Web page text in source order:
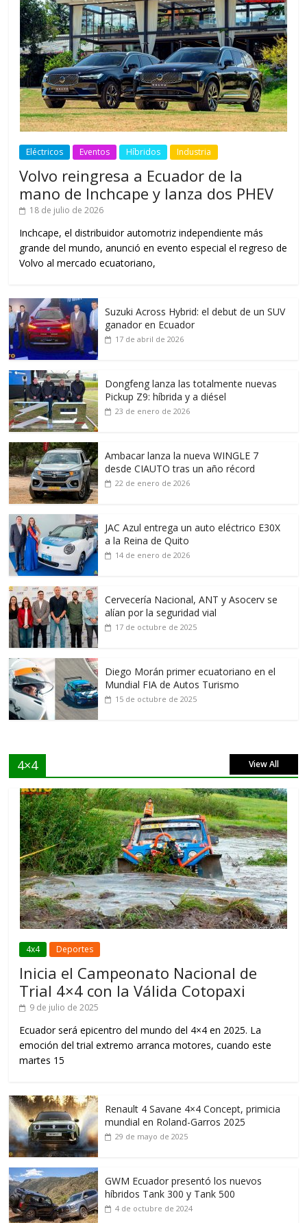
Eléctricos Eventos Híbridos Industria
Volvo reingresa a Ecuador de la
mano de Inchcape y lanza dos PHEV
18 de julio de 2026
Inchcape, el distribuidor automotriz independiente más
grande del mundo, anunció en evento especial el regreso de
Volvo al mercado ecuatoriano,
Suzuki Across Hybrid: el debut de un SUV
ganador en Ecuador
17 de abril de 2026
Dongfeng lanza las totalmente nuevas
Pickup Z9: híbrida y a diésel
23 de enero de 2026
Ambacar lanza la nueva WINGLE 7
desde CIAUTO tras un año récord
22 de enero de 2026
JAC Azul entrega un auto eléctrico E30X
a la Reina de Quito
14 de enero de 2026
Cervecería Nacional, ANT y Asocerv se
alían por la seguridad vial
17 de octubre de 2025
Diego Morán primer ecuatoriano en el
Mundial FIA de Autos Turismo
15 de octubre de 2025
4×4 View All
4x4 Deportes
Inicia el Campeonato Nacional de
Trial 4×4 con la Válida Cotopaxi
9 de julio de 2025
Ecuador será epicentro del mundo del 4×4 en 2025. La
emoción del trial extremo arranca motores, cuando este
martes 15
Renault 4 Savane 4×4 Concept, primicia
mundial en Roland-Garros 2025
29 de mayo de 2025
GWM Ecuador presentó los nuevos
híbridos Tank 300 y Tank 500
4 de octubre de 2024